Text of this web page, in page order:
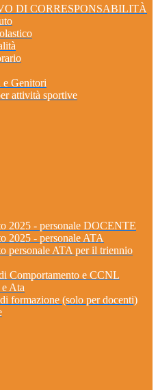
DI CORRESPONSABILITÀ
e Genitori
attività sportive
2025 - personale DOCENTE
2025 - personale ATA
personale ATA per il triennio
Comportamento e CCNL
Ata
formazione (solo per docenti)